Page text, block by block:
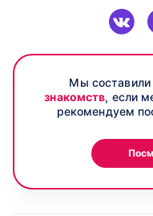
Мы
знакомств, если
рекомендуем